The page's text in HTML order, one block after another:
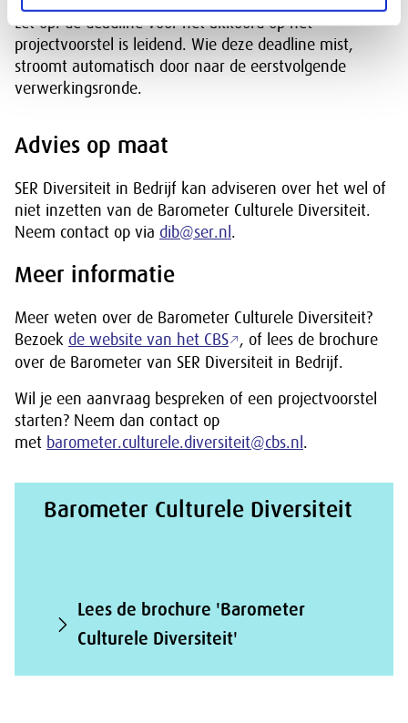
Let op: de deadline voor het akkoord op het
projectvoorstel is leidend. Wie deze deadline mist,
stroomt automatisch door naar de eerstvolgende
verwerkingsronde.
Advies op maat
SER Diversiteit in Bedrijf kan adviseren over het wel of
niet inzetten van de Barometer Culturele Diversiteit.
Neem contact op via dib@ser.nl .
Meer informatie
Meer weten over de Barometer Culturele Diversiteit?
Bezoek de website van het CBS
, of lees de brochure
over de Barometer van SER Diversiteit in Bedrijf.
Wil je een aanvraag bespreken of een projectvoorstel
starten? Neem dan contact op
met barometer.culturele.diversiteit@cbs.nl .
Barometer Culturele Diversiteit
Lees de brochure 'Barometer
Culturele Diversiteit'